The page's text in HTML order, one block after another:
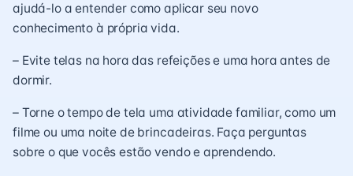
ajudá-lo a entender como aplicar seu novo
conhecimento à própria vida.
– Evite telas na hora das refeições e uma hora antes de
dormir.
– Torne o tempo de tela uma atividade familiar, como um
filme ou uma noite de brincadeiras. Faça perguntas
sobre o que vocês estão vendo e aprendendo.